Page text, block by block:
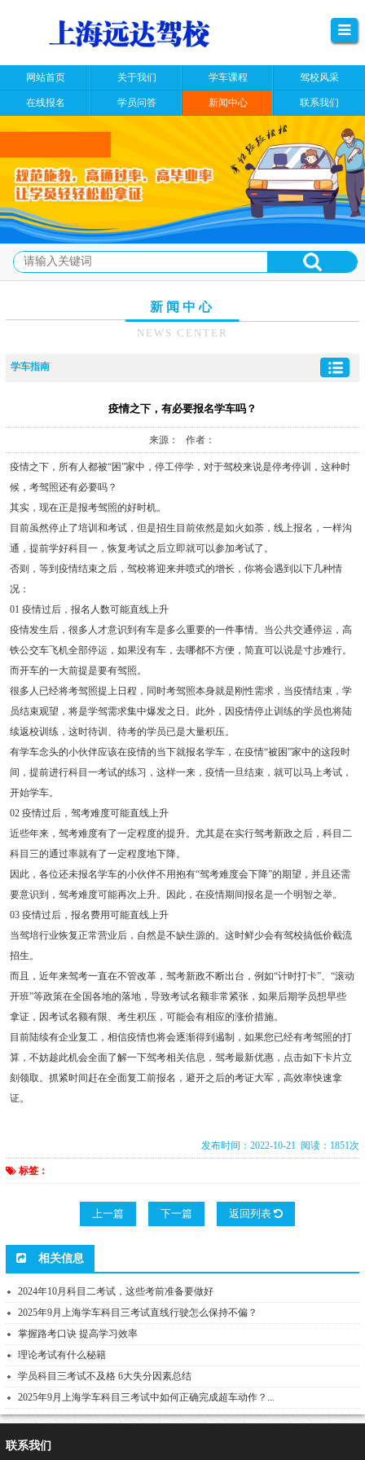
网站首页 关于我们 学车课程 驾校风采
在线报名 学员问答 新闻中心 联系我们
新闻中心
NEWS CENTER
学车指南
疫情之下，有必要报名学车吗？
来源： 作者：
疫情之下，所有人都被“困”家中，停工停学，对于驾校来说是停考停训，这种时
候，考驾照还有必要吗？
其实，现在正是报考驾照的好时机。
目前虽然停止了培训和考试，但是招生目前依然是如火如荼，线上报名，一样沟
通，提前学好科目一，恢复考试之后立即就可以参加考试了。
否则，等到疫情结束之后，驾校将迎来井喷式的增长，你将会遇到以下几种情
况：
01 疫情过后，报名人数可能直线上升
疫情发生后，很多人才意识到有车是多么重要的一件事情。当公共交通停运，高
铁公交车飞机全部停运，如果没有车，去哪都不方便，简直可以说是寸步难行。
而开车的一大前提是要有驾照。
很多人已经将考驾照提上日程，同时考驾照本身就是刚性需求，当疫情结束，学
员结束观望，将是学驾需求集中爆发之日。此外，因疫情停止训练的学员也将陆
续返校训练，这时待训、待考的学员已是大量积压。
有学车念头的小伙伴应该在疫情的当下就报名学车，在疫情“被困”家中的这段时
间，提前进行科目一考试的练习，这样一来，疫情一旦结束，就可以马上考试，
开始学车。
02 疫情过后，驾考难度可能直线上升
近些年来，驾考难度有了一定程度的提升。尤其是在实行驾考新政之后，科目二
科目三的通过率就有了一定程度地下降。
因此，各位还未报名学车的小伙伴不用抱有“驾考难度会下降”的期望，并且还需
要意识到，驾考难度可能再次上升。因此，在疫情期间报名是一个明智之举。
03 疫情过后，报名费用可能直线上升
当驾培行业恢复正常营业后，自然是不缺生源的。这时鲜少会有驾校搞低价截流
招生。
而且，近年来驾考一直在不管改革，驾考新政不断出台，例如“计时打卡”、“滚动
开班”等政策在全国各地的落地，导致考试名额非常紧张，如果后期学员想早些
拿证，因考试名额有限、考生积压，可能会有相应的涨价措施。
目前陆续有企业复工，相信疫情也将会逐渐得到遏制，如果您已经有考驾照的打
算，不妨趁此机会全面了解一下驾考相关信息，驾考最新优惠，点击如下卡片立
刻领取。抓紧时间赶在全面复工前报名，避开之后的考证大军，高效率快速拿
证。
发布时间：2022-10-21 阅读：1851次
标签：
上一篇 下一篇 返回列表
相关信息
2024年10月科目二考试，这些考前准备要做好
2025年9月上海学车科目三考试直线行驶怎么保持不偏？
掌握路考口诀 提高学习效率
理论考试有什么秘籍
学员科目三考试不及格 6大失分因素总结
2025年9月上海学车科目三考试中如何正确完成超车动作？...
联系我们